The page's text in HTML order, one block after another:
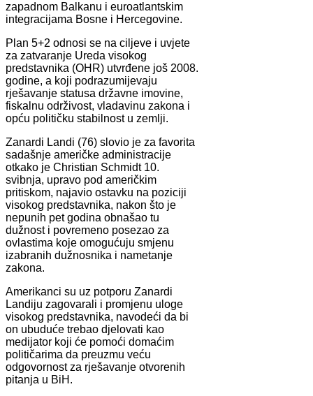
zapadnom Balkanu i euroatlantskim
integracijama Bosne i Hercegovine.
Plan 5+2 odnosi se na ciljeve i uvjete
za zatvaranje Ureda visokog
predstavnika (OHR) utvrđene još 2008.
godine, a koji podrazumijevaju
rješavanje statusa državne imovine,
fiskalnu održivost, vladavinu zakona i
opću političku stabilnost u zemlji.
Zanardi Landi (76) slovio je za favorita
sadašnje američke administracije
otkako je Christian Schmidt 10.
svibnja, upravo pod američkim
pritiskom, najavio ostavku na poziciji
visokog predstavnika, nakon što je
nepunih pet godina obnašao tu
dužnost i povremeno posezao za
ovlastima koje omogućuju smjenu
izabranih dužnosnika i nametanje
zakona.
Amerikanci su uz potporu Zanardi
Landiju zagovarali i promjenu uloge
visokog predstavnika, navodeći da bi
on ubuduće trebao djelovati kao
medijator koji će pomoći domaćim
političarima da preuzmu veću
odgovornost za rješavanje otvorenih
pitanja u BiH.